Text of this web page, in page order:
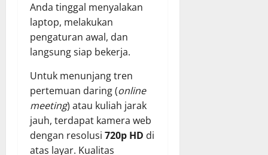
Anda tinggal menyalakan
laptop, melakukan
pengaturan awal, dan
langsung siap bekerja.
Untuk menunjang tren
pertemuan daring (online
meeting) atau kuliah jarak
jauh, terdapat kamera web
dengan resolusi 720p HD di
atas layar. Kualitas